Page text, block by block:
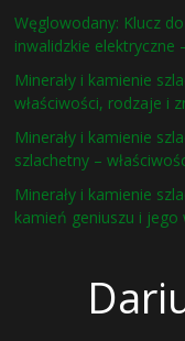
Węglowodany: Klucz
inwalidzkie elektryczne
Minerały i kamienie
właściwości, rodzaje i
Minerały i kamienie
szlachetny –
Minerały i kamienie
kamień geniuszu i jego